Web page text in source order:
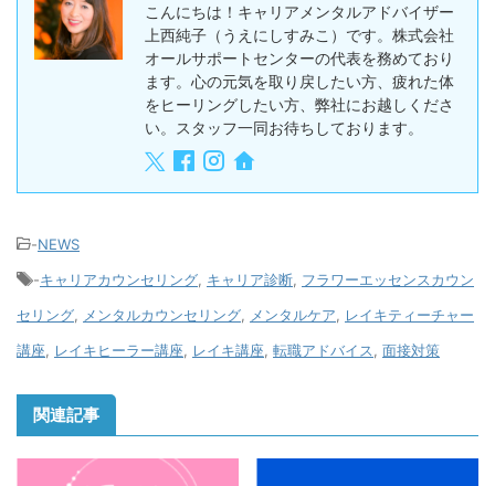
こんにちは！キャリアメンタルアドバイザー
上西純子（うえにしすみこ）です。株式会社
オールサポートセンターの代表を務めており
ます。心の元気を取り戻したい方、疲れた体
をヒーリングしたい方、弊社にお越しくださ
い。スタッフ一同お待ちしております。
-NEWS
-キャリアカウンセリング キャリア診断 フラワーエッセンスカウン
セリング
メンタルカウンセリング メンタルケア
レイキティーチャー
講座
レイキヒーラー講座 レイキ講座 転職アドバイス 面接対策
関連記事